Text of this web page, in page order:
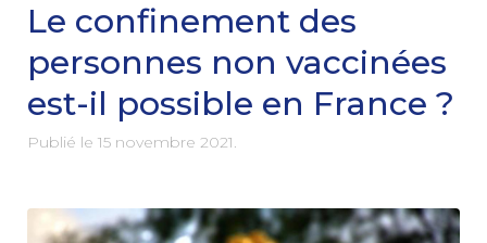
Le confinement des
personnes non vaccinées
est-il possible en France ?
Publié le 15 novembre 2021.